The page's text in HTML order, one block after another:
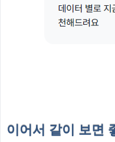
이어서 같이 보면